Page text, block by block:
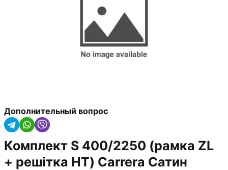
Дополнительный вопрос
Комплект S 400/2250 (рамка ZL
+ решітка НТ) Carrera Сатин